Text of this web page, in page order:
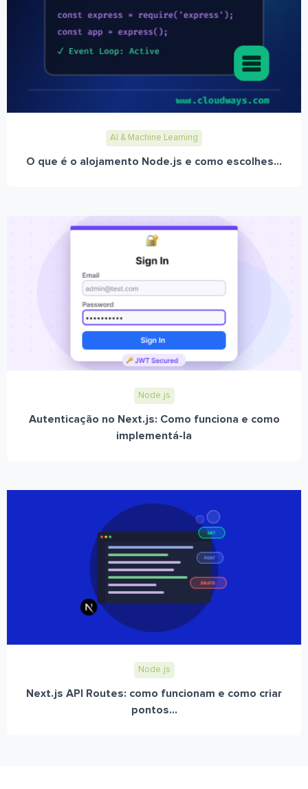
AI & Machine Learning
O que é o alojamento Node.js e como escolhes...
Node.js
Autenticação no Next.js: Como funciona e como
implementá-la
Node.js
Next.js API Routes: como funcionam e como criar
pontos...